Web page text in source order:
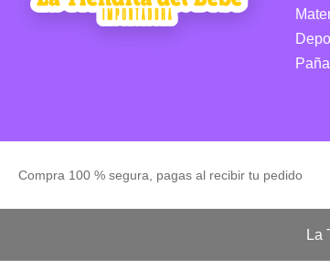
Compra 100 % segura, pagas al recibir tu pedido
La